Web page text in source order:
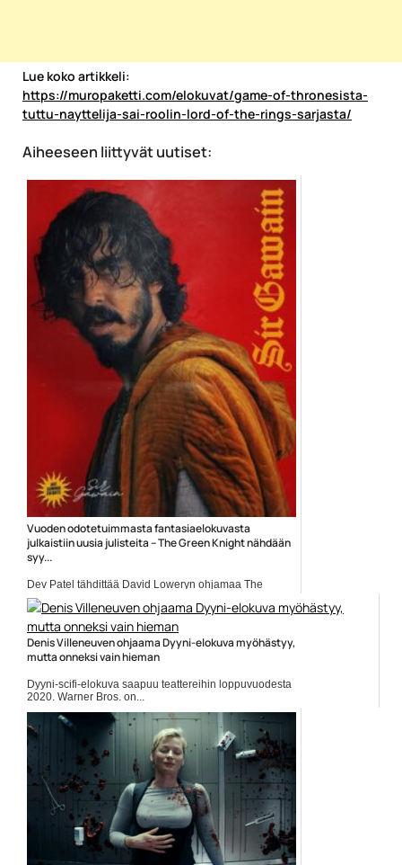
Lue koko artikkeli:
https://muropaketti.com/elokuvat/game-of-thronesista-
tuttu-nayttelija-sai-roolin-lord-of-the-rings-sarjasta/
Aiheeseen liittyvät uutiset:
Vuoden odotetuimmasta fantasiaelokuvasta
julkaistiin uusia julisteita – The Green Knight nähdään
syy...
Dev Patel tähdittää David Loweryn ohjamaa The
Green...
A24
Denis Villeneuven ohjaama Dyyni-elokuva myöhästyy,
mutta onneksi vain hieman
Dyyni-scifi-elokuva saapuu teattereihin loppuvuodesta
2020. Warner Bros. on...
Dave Bautista